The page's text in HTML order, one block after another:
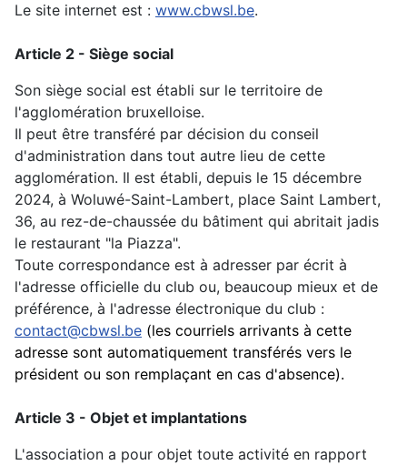
Le site internet est : www.cbwsl.be.
Article 2 - Siège social
Son siège social est établi sur le territoire de
l'agglomération bruxelloise.
Il peut être transféré par décision du conseil
d'administration dans tout autre lieu de cette
agglomération. Il est établi, depuis le 15 décembre
2024, à Woluwé-Saint-Lambert, place Saint Lambert,
36, au rez-de-chaussée du bâtiment qui abritait jadis
le restaurant "la Piazza".
Toute correspondance est à adresser par écrit à
l'adresse officielle du club ou, beaucoup mieux et de
préférence, à l'adresse électronique du club :
contact@cbwsl.be (les courriels arrivants à cette
adresse sont automatiquement transférés vers le
président ou son remplaçant en cas d'absence).
Article 3 - Objet et implantations
L'association a pour objet toute activité en rapport